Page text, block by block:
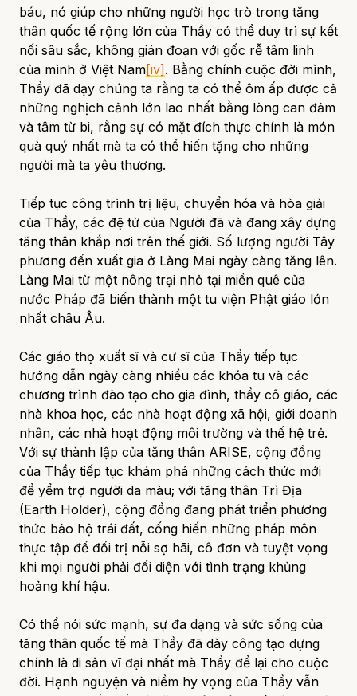
báu, nó giúp cho những người học trò trong tăng
thân quốc tế rộng lớn của Thầy có thể duy trì sự kết
nối sâu sắc, không gián đoạn với gốc rễ tâm linh
của mình ở Việt Nam[iv] . Bằng chính cuộc đời mình,
Thầy đã dạy chúng ta rằng ta có thể ôm ấp được cả
những nghịch cảnh lớn lao nhất bằng lòng can đảm
và tâm từ bi, rằng sự có mặt đích thực chính là món
quà quý nhất mà ta có thể hiến tặng cho những
người mà ta yêu thương.
Tiếp tục công trình trị liệu, chuyển hóa và hòa giải
của Thầy, các đệ tử của Người đã và đang xây dựng
tăng thân khắp nơi trên thế giới. Số lượng người Tây
phương đến xuất gia ở Làng Mai ngày càng tăng lên.
Làng Mai từ một nông trại nhỏ tại miền quê của
nước Pháp đã biến thành một tu viện Phật giáo lớn
nhất châu Âu.
Các giáo thọ xuất sĩ và cư sĩ của Thầy tiếp tục
hướng dẫn ngày càng nhiều các khóa tu và các
chương trình đào tạo cho gia đình, thầy cô giáo, các
nhà khoa học, các nhà hoạt động xã hội, giới doanh
nhân, các nhà hoạt động môi trường và thế hệ trẻ.
Với sự thành lập của tăng thân ARISE, cộng đồng
của Thầy tiếp tục khám phá những cách thức mới
để yểm trợ người da màu; với tăng thân Trì Địa
(Earth Holder), cộng đồng đang phát triển phương
thức bảo hộ trái đất, cống hiến những pháp môn
thực tập để đối trị nỗi sợ hãi, cô đơn và tuyệt vọng
khi mọi người phải đối diện với tình trạng khủng
hoảng khí hậu.
Có thể nói sức mạnh, sự đa dạng và sức sống của
tăng thân quốc tế mà Thầy đã dày công tạo dựng
chính là di sản vĩ đại nhất mà Thầy để lại cho cuộc
đời. Hạnh nguyện và niềm hy vọng của Thầy vẫn